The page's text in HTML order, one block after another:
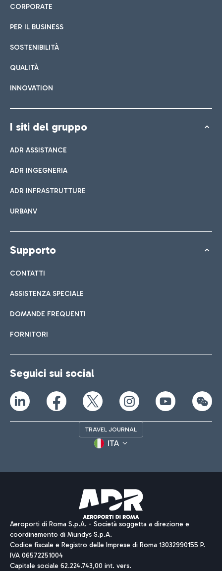
CORPORATE
PER IL BUSINESS
SOSTENIBILITÀ
QUALITÀ
INNOVATION
I siti del gruppo
ADR ASSISTANCE
ADR INGEGNERIA
ADR INFRASTRUTTURE
URBANV
Supporto
CONTATTI
ASSISTENZA SPECIALE
DOMANDE FREQUENTI
FORNITORI
Seguici sui social
TRAVEL JOURNAL
ITA
Aeroporti di Roma S.p.A. - Società soggetta a direzione e
coordinamento di Mundys S.p.A.
Codice fiscale e Registro delle Imprese di Roma 13032990155 P.
IVA 06572251004
Capitale sociale 62.224.743,00 int. vers.